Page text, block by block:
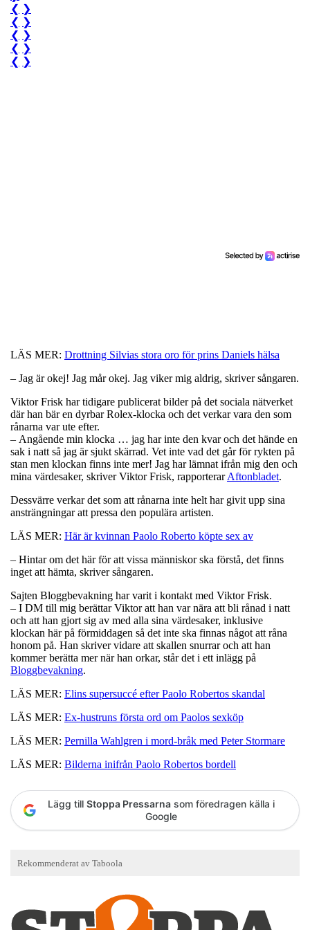
❮ ❯
❮ ❯
❮ ❯
❮ ❯
❮ ❯
LÄS MER: Drottning Silvias stora oro för prins Daniels hälsa
– Jag är okej! Jag mår okej. Jag viker mig aldrig, skriver sångaren.
Viktor Frisk har tidigare publicerat bilder på det sociala nätverket
där han bär en dyrbar Rolex-klocka och det verkar vara den som
rånarna var ute efter.
– Angående min klocka … jag har inte den kvar och det hände en
sak i natt så jag är sjukt skärrad. Vet inte vad det går för rykten på
stan men klockan finns inte mer! Jag har lämnat ifrån mig den och
mina värdesaker, skriver Viktor Frisk, rapporterarAftonbladet.
Dessvärre verkar det som att rånarna inte helt har givit upp sina
ansträngningar att pressa den populära artisten.
LÄS MER: Här är kvinnan Paolo Roberto köpte sex av
– Hintar om det här för att vissa människor ska förstå, det finns
inget att hämta, skriver sångaren.
Sajten Bloggbevakning har varit i kontakt med Viktor Frisk.
– I DM till mig berättar Viktor att han var nära att bli rånad i natt
och att han gjort sig av med alla sina värdesaker, inklusive
klockan här på förmiddagen så det inte ska finnas något att råna
honom på. Han skriver vidare att skallen snurrar och att han
kommer berätta mer när han orkar, står det i ett inlägg på
Bloggbevakning.
LÄS MER: Elins supersuccé efter Paolo Robertos skandal
LÄS MER: Ex-hustruns första ord om Paolos sexköp
LÄS MER: Pernilla Wahlgren i mord-bråk med Peter Stormare
LÄS MER: Bilderna inifrån Paolo Robertos bordell
Lägg till Stoppa Pressarna som föredragen källa i
Google